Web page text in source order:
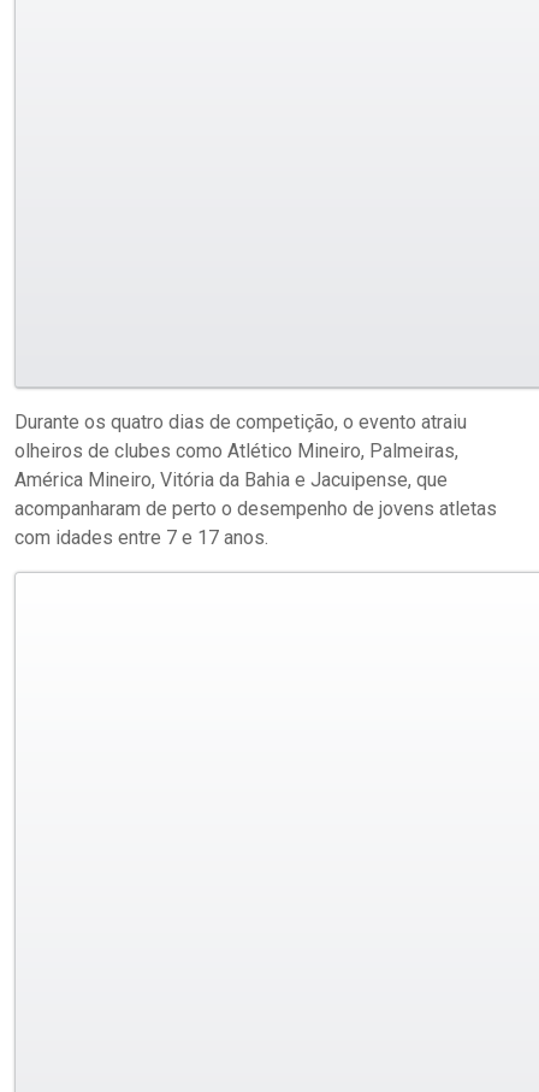
Durante os quatro dias de competição, o evento atraiu
olheiros de clubes como Atlético Mineiro, Palmeiras,
América Mineiro, Vitória da Bahia e Jacuipense, que
acompanharam de perto o desempenho de jovens atletas
com idades entre 7 e 17 anos.